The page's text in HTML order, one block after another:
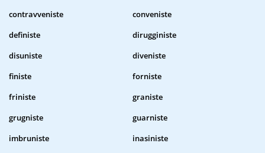
contravveniste
conveniste
definiste
dirugginiste
disuniste
diveniste
finiste
forniste
friniste
graniste
grugniste
guarniste
imbruniste
inasiniste